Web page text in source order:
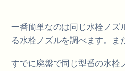
一番簡単なのは同じ水栓ノズ
る水栓ノズルを調べます。ま
すでに廃盤で同じ型番の水栓